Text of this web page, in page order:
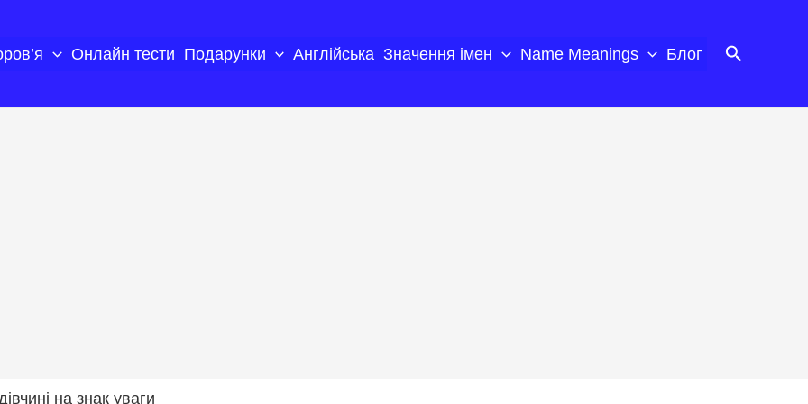
Онлайн тести Подарунки Англійська Значення імен Name Meanings Блог Пошук
на знак уваги